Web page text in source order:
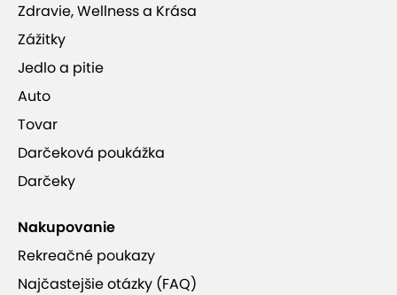
Zdravie, Wellness a Krása
Zážitky
Jedlo a pitie
Auto
Tovar
Darčeková poukážka
Darčeky
Nakupovanie
Rekreačné poukazy
Najčastejšie otázky (FAQ)